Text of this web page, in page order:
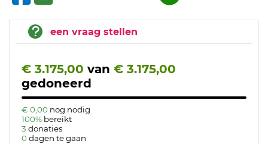
een vraag stellen
€ 3.175,00 van € 3.175,00
gedoneerd
€ 0,00 nog nodig
100% bereikt
3 donaties
0 dagen te gaan